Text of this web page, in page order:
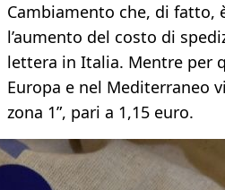
Cambiamento che, di fatto,
l’aumento del costo di
lettera in Italia. Mentre per
Europa e nel Mediterraneo
zona 1”, pari a 1,15 euro.